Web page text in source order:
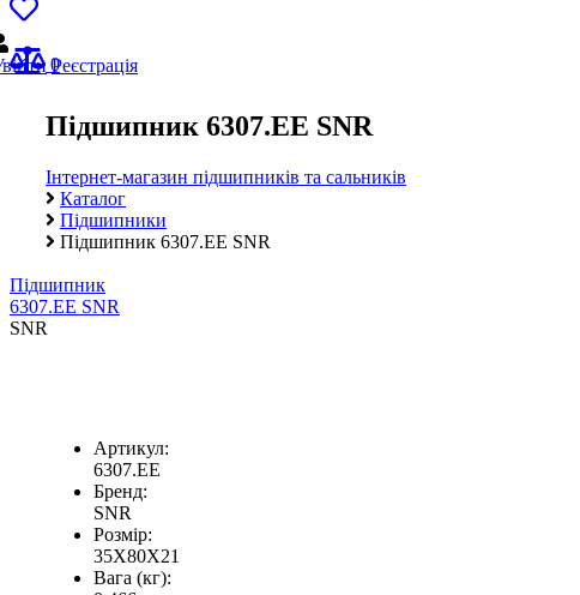
0
Реєстрація
Підшипник 6307.EE SNR
Інтернет-магазин підшипників та сальників
Каталог
Підшипники
Підшипник 6307.EE SNR
Підшипник
6307.EE SNR
SNR
Артикул:
6307.EE
Бренд:
SNR
Розмір:
35X80X21
Вага (кг):